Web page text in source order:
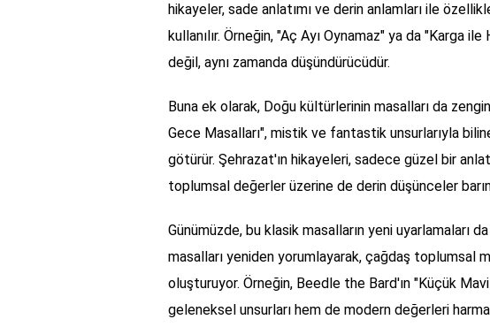
hikayeler, sade anlatımı ve derin anlamları ile
kullanılır. Örneğin, "Aç Ayı Oynamaz" ya da "Karga
değil, aynı zamanda düşündürücüdür.
Buna ek olarak, Doğu kültürlerinin masalları da
Gece Masalları", mistik ve fantastik unsurlarıyla
götürür. Şehrazat'ın hikayeleri, sadece güzel bir
toplumsal değerler üzerine de derin düşünceler
Günümüzde, bu klasik masalların yeni uyarlamaları
masalları yeniden yorumlayarak, çağdaş toplumsal
oluşturuyor. Örneğin, Beedle the Bard'ın "Küçük
geleneksel unsurları hem de modern değerleri